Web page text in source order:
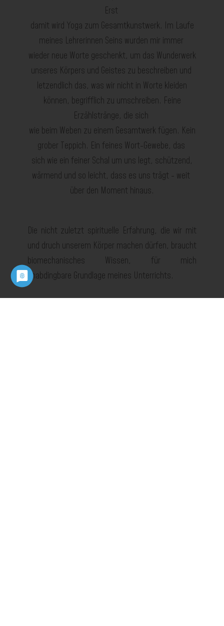
Erst
damit wird Yoga zum Gesamtkunstwerk. Im Laufe
meines Lehrerinnen Seins wurden mir immer
wieder neue Worte geschenkt, um das Wunderwerk
unseres Körpers und Geistes zu beschreiben und
letzendlich das, was wir nicht in Worte kleiden
können, begrifflich zu umschreiben. Feine
Erzählstränge, die sich
wie beim Weben zu einem Gesamtwerkfügen. Kein
grober Teppich. Ein feines Wort-Gewebe, das
sich wie ein feiner Schal um uns legt, schützend,
wärmend und so leicht, dass es uns trägt - weit
über den Moment hinaus.
Die nicht zuletzt spirituelle Erfahrung, die wir mit
und druch unserem Körper machen dürfen, braucht
biomechanisches Wissen, für mich
unabdingbare Grundlage meines Unterrichts.